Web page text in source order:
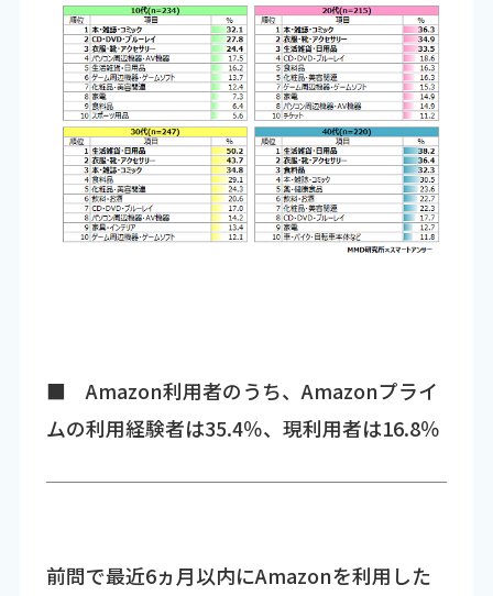
■ Amazon利用者のうち、Amazonプライ
ムの利用経験者は35.4％、現利用者は16.8％
前問で最近6ヵ月以内にAmazonを利用した